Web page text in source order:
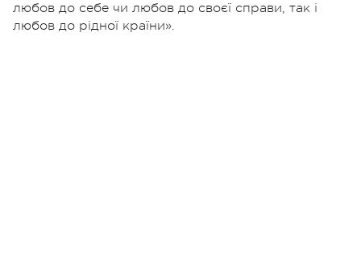
любов до себе чи любов до своєї справи, так і
любов до рідної країни».